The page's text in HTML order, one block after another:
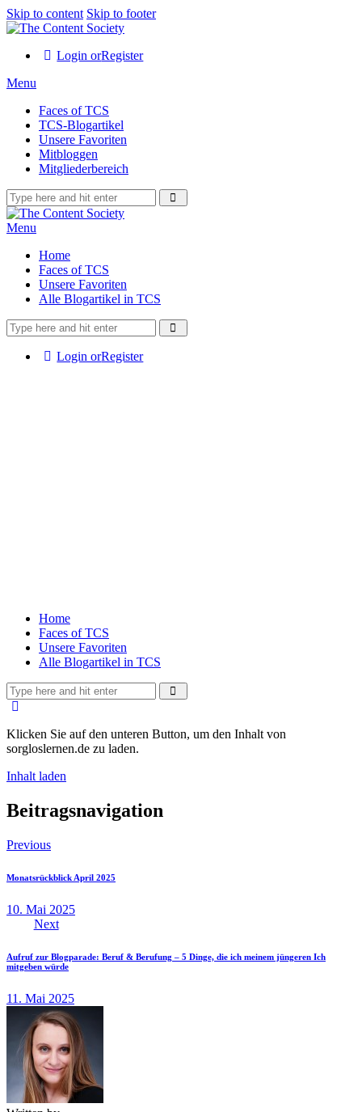
Skip to content Skip to footer
Login orRegister
Menu
Faces of TCS
TCS-Blogartikel
Unsere Favoriten
Mitbloggen
Mitgliederbereich
Menu
Home
Faces of TCS
Unsere Favoriten
Alle Blogartikel in TCS
Login orRegister
Home
Faces of TCS
Unsere Favoriten
Alle Blogartikel in TCS
Klicken Sie auf den unteren Button, um den Inhalt von
sorgloslernen.de zu laden.
Inhalt laden
Beitragsnavigation
Previous
Monatsrückblick April 2025
10. Mai 2025
Next
Aufruf zur Blogparade: Beruf & Berufung – 5 Dinge, die ich meinem jüngeren Ich
mitgeben würde
11. Mai 2025